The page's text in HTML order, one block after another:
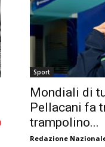
Sport
Mondiali di
Pellacani fa
trampolino...
Redazione